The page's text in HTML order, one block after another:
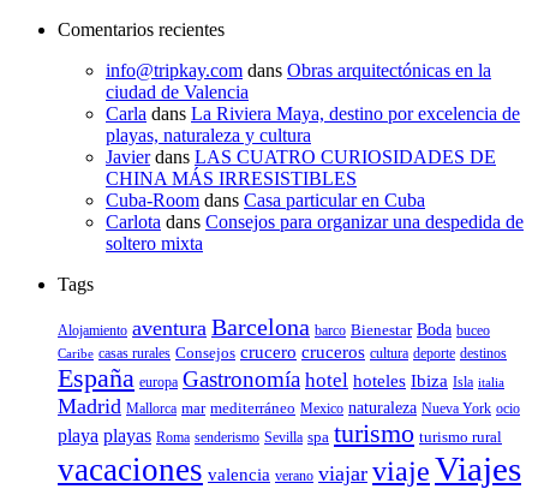
Comentarios recientes
info@tripkay.com dans Obras arquitectónicas en la
ciudad de Valencia
Carla dans La Riviera Maya, destino por excelencia de
playas, naturaleza y cultura
Javierdans LAS CUATRO CURIOSIDADES DE
CHINA MÁS IRRESISTIBLES
Cuba-Room dans Casa particular en Cuba
Carlota dans Consejos para organizar una despedida de
soltero mixta
Tags
Alojamiento aventura Barcelona barco Bienestar Boda buceo
Caribe casas rurales Consejos crucero cruceros cultura deporte destinos
España europa Gastronomía hotel hoteles Ibiza Isla italia
Madrid Mallorca mar mediterráneo Mexico naturaleza Nueva York ocio
playa playas Roma senderismo Sevilla spa turismo turismo rural
vacaciones valencia verano viajar viajeViajes